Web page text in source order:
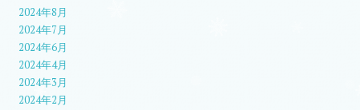
2024年8月
2024年7月
2024年6月
2024年4月
2024年3月
2024年2月